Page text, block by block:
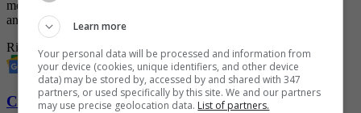
medio tiempo fue el escenario perfecto para hacer este maravilloso
anuncio.
Rihanna
Super Bowl 2023
Conozca más de Soho aquí
Learn more
Your personal data will be processed and information from
your device (cookies, unique identifiers, and other device
data) may be stored by, accessed by and shared with 347
partners, or used specifically by this site. We and our partners
may use precise geolocation data. List of partners.